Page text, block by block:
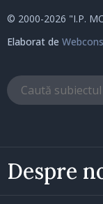
Despre
© 2000-2026 "I.P.
Elaborat de